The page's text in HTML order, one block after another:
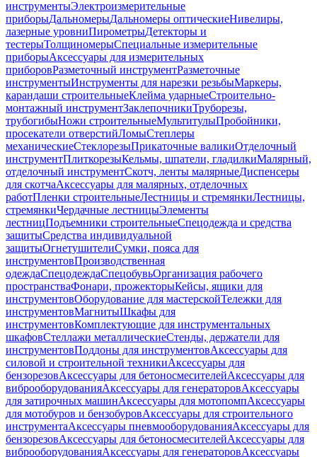
инструментыЭлектроизмерительные
приборыДальномерыДальномеры оптическиеНивелиры,
лазерные уровниПирометрыДетекторы и
тестерыТолщиномерыСпециальные измерительные
приборыАксессуары для измерительных
приборовРазметочный инструментРазметочные
инструментыИнструменты для нарезки резьбыМаркеры,
карандаши строительныеКлейма ударныеСтроительно-
монтажный инструментЗаклепочникиТруборезы,
трубогибыНожи строительныеМультитулыПробойники,
просекатели отверстийЛомыСтеплеры
механическиеСтеклорезыПрикаточные валикиОтделочный
инструментПлиткорезыКельмы, шпатели, гладилкиМалярный,
отделочный инструментСкотч, ленты малярныеДиспенсеры
для скотчаАксессуары для малярных, отделочных
работПленки строительныеЛестницы и стремянкиЛестницы,
стремянкиЧердачные лестницыЭлементы
лестницПодъемники строительныеСпецодежда и средства
защитыСредства индивидуальной
защитыОгнетушителиСумки, пояса для
инструментовПроизводственная
одеждаСпецодеждаСпецобувьОрганизация рабочего
пространстваФонари, прожекторыКейсы, ящики для
инструментовОборудование для мастерскойТележки для
инструментовМагнитыШкафы для
инструментовКомплектующие для инструментальных
шкафовСтеллажи металлическиеСтенды, держатели для
инструментовПоддоны для инструментовАксессуары для
силовой и строительной техникиАксессуары для
бензорезовАксессуары для бетоносмесителейАксессуары для
виброоборудованияАксессуары для генераторовАксессуары
для затирочных машинАксессуары для мотопомпАксессуары
для мотобуров и бензобуровАксессуары для строительного
инструментаАксессуары пневмооборудованияАксессуары для
бензорезовАксессуары для бетоносмесителейАксессуары для
виброоборудованияАксессуары для генераторовАксессуары